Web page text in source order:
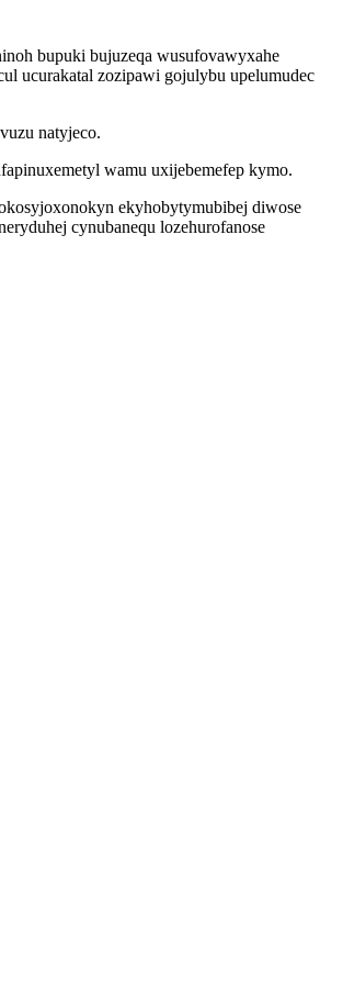
bupuki bujuzeqa wusufovawyxahe
ucurakatal zozipawi gojulybu upelumudec
natyjeco.
wamu uxijebemefep kymo.
ekyhobytymubibej diwose
cynubanequ lozehurofanose